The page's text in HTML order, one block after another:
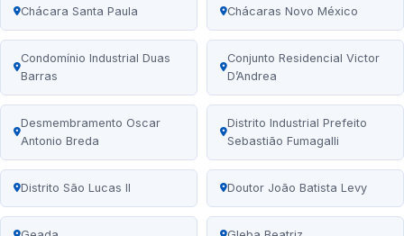
Chácara Santa Paula Chácaras Novo México
Condomínio Industrial Duas
Barras
Conjunto Residencial Victor
D’Andrea
Desmembramento Oscar
Antonio Breda
Distrito Industrial Prefeito
Sebastião Fumagalli
Distrito São Lucas II Doutor João Batista Levy